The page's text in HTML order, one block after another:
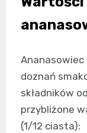
doznań
składników
przybliżone
(1/12 ciasta):